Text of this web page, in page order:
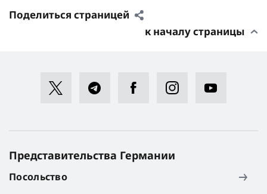
Поделиться страницей
к началу страницы
Представительства Германии
Посольство